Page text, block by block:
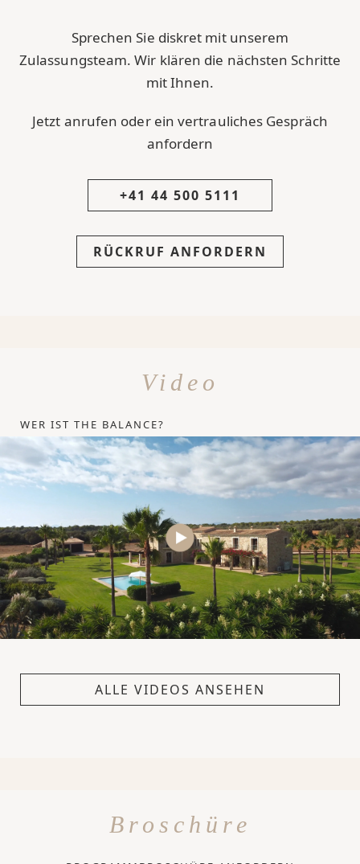
Sprechen Sie diskret mit unserem
Zulassungsteam. Wir klären die nächsten Schritte
mit Ihnen.
Jetzt anrufen oder ein vertrauliches Gespräch
anfordern
+41 44 500 5111
RÜCKRUF ANFORDERN
Video
WER IST THE BALANCE?
ALLE VIDEOS ANSEHEN
Broschüre